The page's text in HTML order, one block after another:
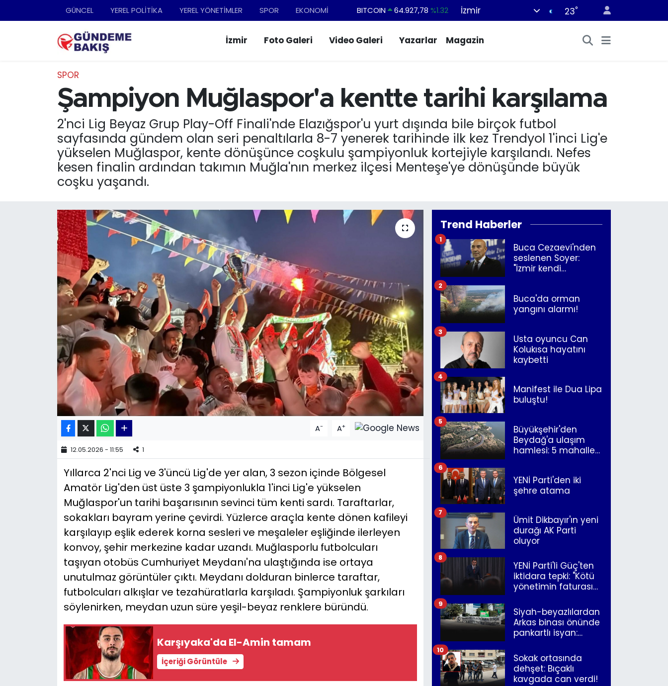
GÜNCEL YEREL POLİTİKA YEREL YÖNETİMLER SPOR EKONOMİ
DOLAR
47,5971%0.05
İzmir 23°
İzmir Foto Galeri Video Galeri Yazarlar Magazin
SPOR
Şampiyon Muğlaspor'a kentte tarihi karşılama
2'nci Lig Beyaz Grup Play-Off Finali'nde Elazığspor'u yurt dışında bile birçok futbol
sayfasında gündem olan seri penaltılarla 8-7 yenerek tarihinde ilk kez Trendyol 1'inci Lig'e
yükselen Muğlaspor, kente dönüşünce coşkulu şampiyonluk kortejiyle karşılandı. Nefes
kesen finalin ardından takımın Muğla'nın merkez ilçesi Menteşe'ye dönüşünde büyük
coşku yaşandı.
A- A+
12.05.2026 - 11:55 1
Yıllarca 2'nci Lig ve 3'üncü Lig'de yer alan, 3 sezon içinde Bölgesel
Amatör Lig'den üst üste 3 şampiyonlukla 1'inci Lig'e yükselen
Muğlaspor'un tarihi başarısının sevinci tüm kenti sardı. Taraftarlar,
sokakları bayram yerine çevirdi. Yüzlerce araçla kente dönen kafileyi
karşılayıp eşlik ederek korna sesleri ve meşaleler eşliğinde ilerleyen
konvoy, şehir merkezine kadar uzandı. Muğlasporlu futbolcuları
taşıyan otobüs Cumhuriyet Meydanı'na ulaştığında ise ortaya
unutulmaz görüntüler çıktı. Meydanı dolduran binlerce taraftar,
futbolcuları alkışlar ve tezahüratlarla karşıladı. Şampiyonluk şarkıları
söylenirken, meydan uzun süre yeşil-beyaz renklere büründü.
Karşıyaka'da El-Amin tamam
İçeriği Görüntüle
Trend Haberler
Buca Cezaevi'nden
seslenen Soyer:
"İzmir kendi
1
Buca'da orman
yangını alarmı!
2
Usta oyuncu Can
Kolukısa hayatını
kaybetti
3
Manifest ile Dua Lipa
buluştu!
4
Büyükşehir'den
Beydağ'a ulaşım
hamlesi: 5 mahalle
5
YENİ Parti'den iki
şehre atama
6
Ümit Dikbayır'ın yeni
durağı AK Parti
oluyor
7
YENİ Parti'li Güç'ten
iktidara tepki: "Kötü
yönetimin faturasını
8
Siyah-beyazlılardan
Arkas binası önünde
pankartlı isyan:
İzmir"
9
Sokak ortasında
dehşet: Bıçaklı
kavgada can verdi!
10
Ankara
DÜNYA
EĞİTİM
EKONOMİ
English News
GÜNCEL
KÜLTÜR SANAT
MAGAZİN
POLİTİKA
SAĞLIK
Siyaset
TEKNOLOJİ
Yaşam
YEREL POLİTİKA
YEREL YÖNETİMLER
Nöbetçi Eczaneler
Trafik Durumu
Süper Lig Puan Durumu ve Fikstür
Tüm Manşetler
Son Dakika Haberleri
Haber Arşivi